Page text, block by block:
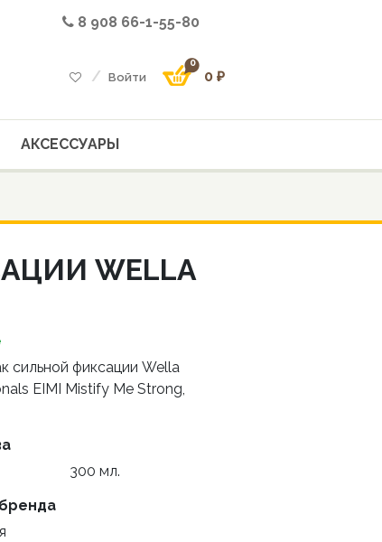
8 908 66-1-55-80
Войти
0
0 ₽
АКСЕССУАРЫ
WELLA
сильной фиксации Wella
EIMI Mistify Me Strong,
300 мл.